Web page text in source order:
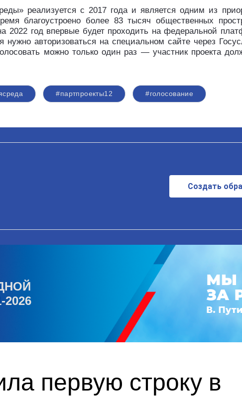
реализуется с 2017 года и является одним из
благоустроено более 83 тысяч общественных
2022 год впервые будет проходить на федеральной
авторизоваться на специальном сайте через
можно только один раз — участник проекта
#партпроекты12 #голосование
Создать
первую строку в